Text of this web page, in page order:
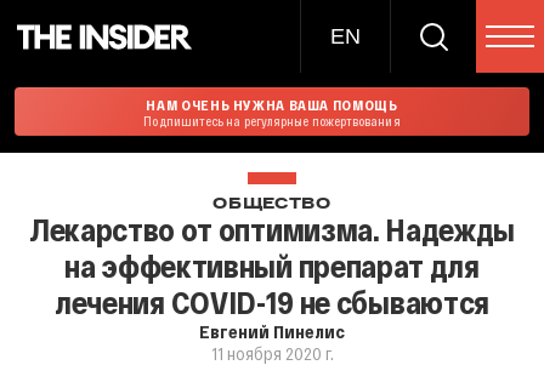
EN
НАМ ОЧЕНЬ НУЖНА ВАША ПОМОЩЬ
Подпишитесь на регулярные пожертвования
ОБЩЕСТВО
Лекарство от оптимизма. Надежды
на эффективный препарат для
лечения COVID-19 не сбываются
Евгений Пинелис
11 ноября 2020 г.